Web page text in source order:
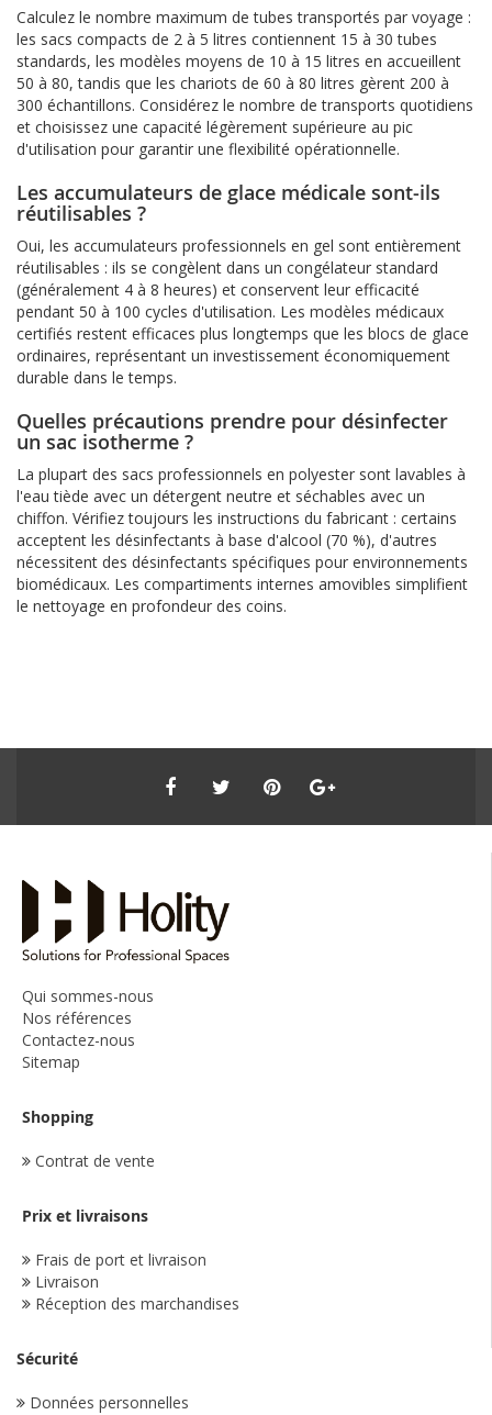
Calculez le nombre maximum de tubes transportés par voyage :
les sacs compacts de 2 à 5 litres contiennent 15 à 30 tubes
standards, les modèles moyens de 10 à 15 litres en accueillent
50 à 80, tandis que les chariots de 60 à 80 litres gèrent 200 à
300 échantillons. Considérez le nombre de transports quotidiens
et choisissez une capacité légèrement supérieure au pic
d'utilisation pour garantir une flexibilité opérationnelle.
Les accumulateurs de glace médicale sont-ils
réutilisables ?
Oui, les accumulateurs professionnels en gel sont entièrement
réutilisables : ils se congèlent dans un congélateur standard
(généralement 4 à 8 heures) et conservent leur efficacité
pendant 50 à 100 cycles d'utilisation. Les modèles médicaux
certifiés restent efficaces plus longtemps que les blocs de glace
ordinaires, représentant un investissement économiquement
durable dans le temps.
Quelles précautions prendre pour désinfecter
un sac isotherme ?
La plupart des sacs professionnels en polyester sont lavables à
l'eau tiède avec un détergent neutre et séchables avec un
chiffon. Vérifiez toujours les instructions du fabricant : certains
acceptent les désinfectants à base d'alcool (70 %), d'autres
nécessitent des désinfectants spécifiques pour environnements
biomédicaux. Les compartiments internes amovibles simplifient
le nettoyage en profondeur des coins.
Qui sommes-nous
Nos références
Contactez-nous
Sitemap
Shopping
Contrat de vente
Prix et livraisons
Frais de port et livraison
Livraison
Réception des marchandises
Sécurité
Données personnelles